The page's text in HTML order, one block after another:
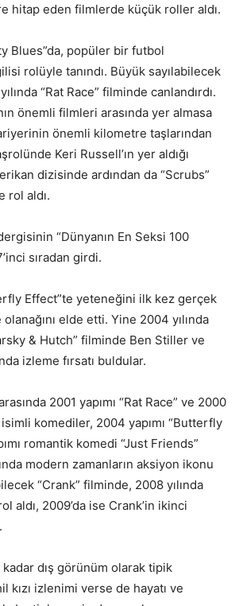
hitap eden filmlerde küçük roller aldı.
Blues”da, popüler bir futbol
rolüyle tanındı. Büyük sayılabilecek
“Rat Race” filminde canlandırdı.
önemli filmleri arasında yer almasa
önemli kilometre taşlarından
Keri Russell’ın yer aldığı
dizisinde ardından da “Scrubs”
rol aldı.
“Dünyanın En Seksi 100
sıradan girdi.
Effect”te yeteneğini ilk kez gerçek
elde etti. Yine 2004 yılında
& Hutch” filminde Ben Stiller ve
izleme fırsatı buldular.
2001 yapımı “Rat Race” ve 2000
isimli komediler, 2004 yapımı “Butterfly
romantik komedi “Just Friends”
modern zamanların aksiyon ikonu
“Crank” filminde, 2008 yılında
aldı, 2009’da ise Crank’in ikinci
dış görünüm olarak tipik
kızı izlenimi verse de hayatı ve